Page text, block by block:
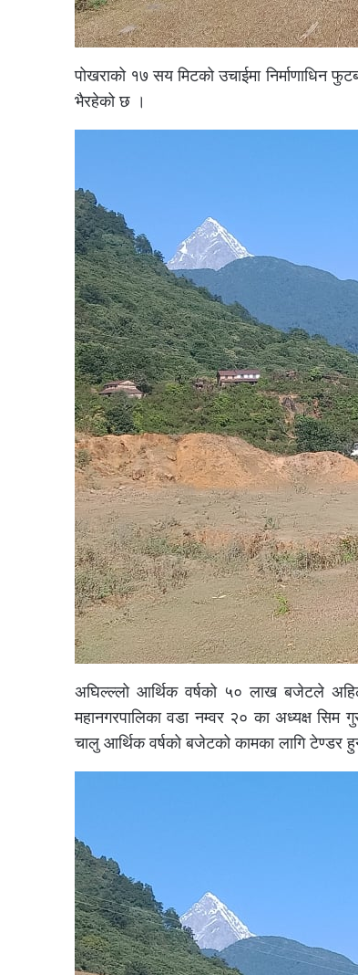
पोखराको १७ सय मिटको उचाईमा निर्माणाधिन
भैरहेको छ ।
अघिल्ल्लो आर्थिक वर्षको ५० लाख बजेटले
महानगरपालिका वडा नम्वर २० का अध्यक्ष
चालु आर्थिक वर्षको बजेटको कामका लागि टेण्डर